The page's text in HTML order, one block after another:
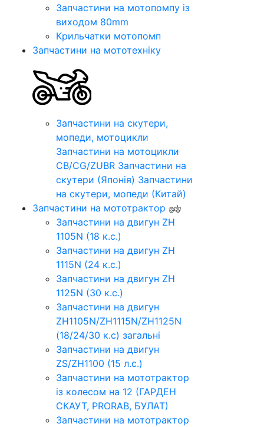
Запчастини на мотопомпу із
виходом 80mm
Крильчатки мотопомп
Запчастини на мототехніку
Запчастини на скутери,
мопеди, мотоцикли
Запчастини на мотоцикли
CB/CG/ZUBR Запчастини на
скутери (Японія) Запчастини
на скутери, мопеди (Китай)
Запчастини на мототрактор
Запчастини на двигун ZH
1105N (18 к.с.)
Запчастини на двигун ZH
1115N (24 к.с.)
Запчастини на двигун ZH
1125N (30 к.с.)
Запчастини на двигун
ZH1105N/ZH1115N/ZH1125N
(18/24/30 к.с) загальні
Запчастини на двигун
ZS/ZH1100 (15 л.с.)
Запчастини на мототрактор
із колесом на 12 (ГАРДЕН
СКАУТ, PRORAB, БУЛАТ)
Запчастини на мототрактор